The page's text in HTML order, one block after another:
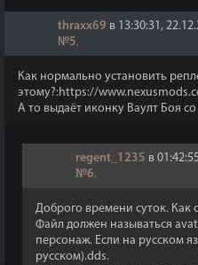
thraxx69 в 13:30:31,
№5,
Как нормально установить
этому?:https://
А то выдаёт иконку Ваулт Боя
regent_1235 в
№6,
Доброго времени суток. Как
Файл должен называться
персонаж. Если на русском
русском).dds.